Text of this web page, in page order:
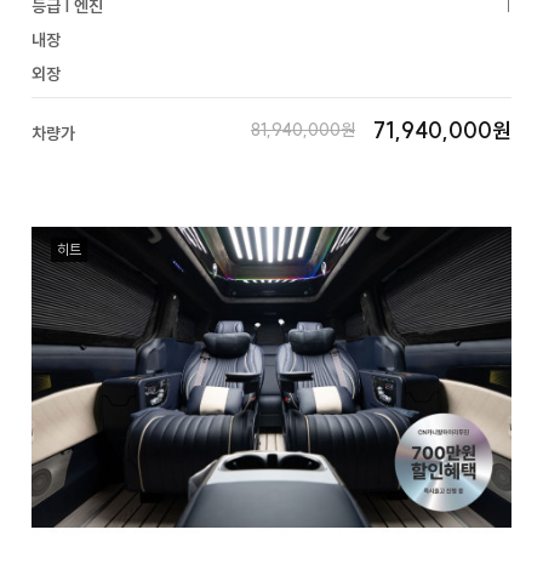
등급 | 엔진
|
내장
외장
차량가 81,940,000원 71,940,000원
히트